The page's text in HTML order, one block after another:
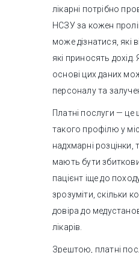
лікарні потрібно
НСЗУ за кожен
може дізнатися, які
які приносять
основі цих даних
персоналу та
Платні послуги — це
такого профілю у
надхмарні
мають бути
пацієнт іще до
зрозуміти, скільки
довіра до
лікарів.
Зрештою, платні